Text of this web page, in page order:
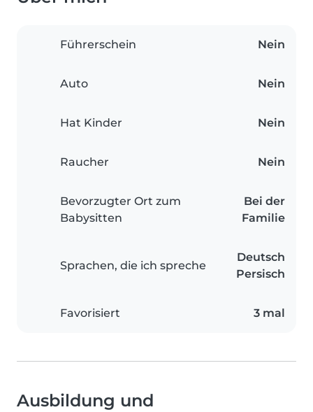
Führerschein Nein
Auto Nein
Hat Kinder Nein
Raucher Nein
Bevorzugter Ort zum
Babysitten
Bei der
Familie
Sprachen, die ich spreche
Deutsch
Persisch
Favorisiert 3 mal
Ausbildung und